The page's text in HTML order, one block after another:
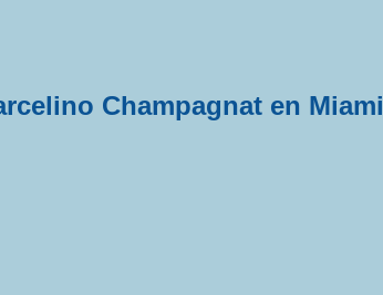
Champagnat en Miami